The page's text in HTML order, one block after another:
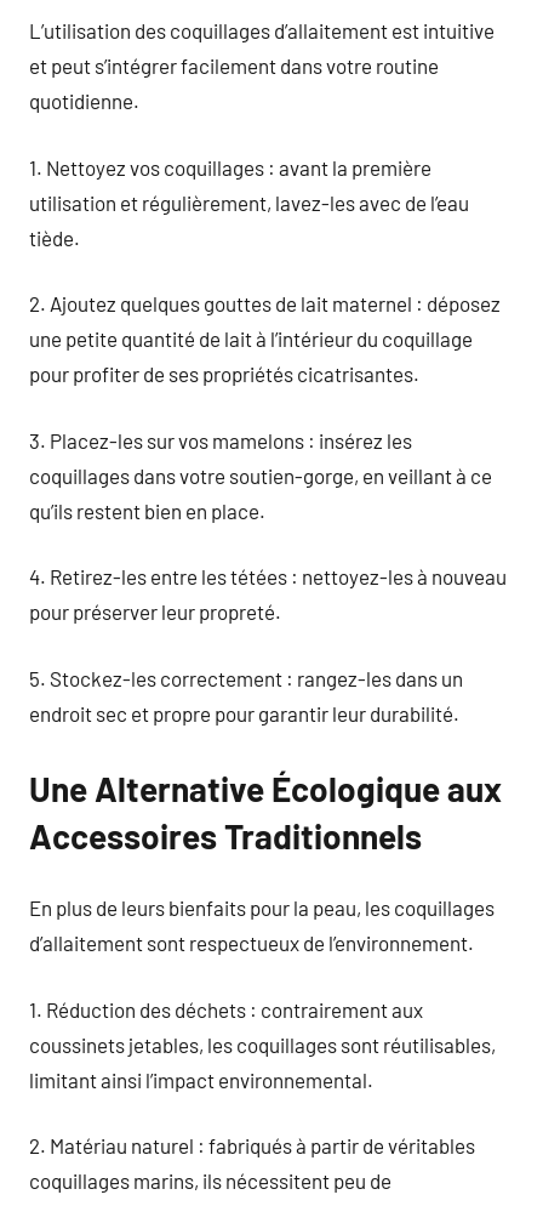
L’utilisation des coquillages d’allaitement est intuitive
et peut s’intégrer facilement dans votre routine
quotidienne.
1. Nettoyez vos coquillages : avant la première
utilisation et régulièrement, lavez-les avec de l’eau
tiède.
2. Ajoutez quelques gouttes de lait maternel : déposez
une petite quantité de lait à l’intérieur du coquillage
pour profiter de ses propriétés cicatrisantes.
3. Placez-les sur vos mamelons : insérez les
coquillages dans votre soutien-gorge, en veillant à ce
qu’ils restent bien en place.
4. Retirez-les entre les tétées : nettoyez-les à nouveau
pour préserver leur propreté.
5. Stockez-les correctement : rangez-les dans un
endroit sec et propre pour garantir leur durabilité.
Une Alternative Écologique aux
Accessoires Traditionnels
En plus de leurs bienfaits pour la peau, les coquillages
d’allaitement sont respectueux de l’environnement.
1. Réduction des déchets : contrairement aux
coussinets jetables, les coquillages sont réutilisables,
limitant ainsi l’impact environnemental.
2. Matériau naturel : fabriqués à partir de véritables
coquillages marins, ils nécessitent peu de